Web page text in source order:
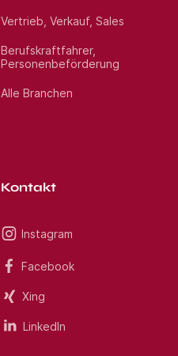
Vertrieb, Verkauf, Sales
Berufskraftfahrer,
Personenbeförderung
Alle Branchen
Kontakt
Instagram
Facebook
Xing
LinkedIn